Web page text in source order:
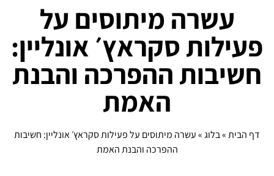
עשרה מיתוסים על
פעילות סקראץ׳ אונליין:
חשיבות ההפרכה והבנת
האמת
דף הבית»בלוג»עשרה מיתוסים על פעילות סקראץ׳ אונליין: חשיבות
ההפרכה והבנת האמת